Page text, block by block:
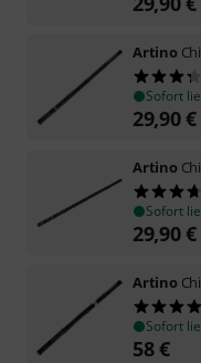
Artino
Sofort
29,90€
Artino
Sofort
29,90€
Artino
Sofort
58€